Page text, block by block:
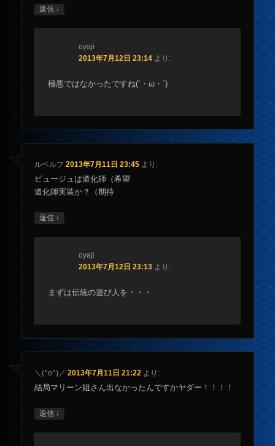
返信 ↓
oyaji
2013年7月12日 23:14 より:
極悪ではなかったですね(´・ω・`)
ルベルフ 2013年7月11日 23:45 より:
ピュージュは道化師（希望
道化師実装か？（期待
返信 ↓
oyaji
2013年7月12日 23:13 より:
まずは伝統の遊び人を・・・
＼(^о^)／ 2013年7月11日 21:22 より:
結局マリーン姐さん出なかったんですかヤダー！！！！
返信 ↓